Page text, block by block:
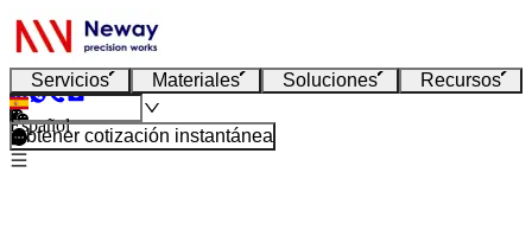
Servicios Materiales Soluciones Recursos
Español
Obtener cotización instantánea